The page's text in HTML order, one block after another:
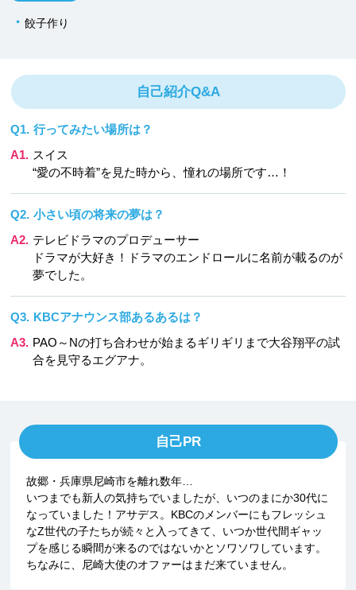
・餃子作り
自己紹介Q&A
Q1. 行ってみたい場所は？
A1. スイス
“愛の不時着”を見た時から、憧れの場所です…！
Q2. 小さい頃の将来の夢は？
A2. テレビドラマのプロデューサー
ドラマが大好き！ドラマのエンドロールに名前が載るのが
夢でした。
Q3. KBCアナウンス部あるあるは？
A3. PAO～Nの打ち合わせが始まるギリギリまで大谷翔平の試
合を見守るエグアナ。
自己PR
故郷・兵庫県尼崎市を離れ数年…
いつまでも新人の気持ちでいましたが、いつのまにか30代に
なっていました！アサデス。KBCのメンバーにもフレッシュ
なZ世代の子たちが続々と入ってきて、いつか世代間ギャッ
プを感じる瞬間が来るのではないかとソワソワしています。
ちなみに、尼崎大使のオファーはまだ来ていません。